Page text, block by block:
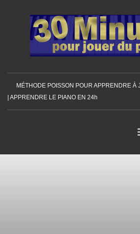
MÉTHODE POISSON POUR APPRENDRE À
| APPRENDRE LE PIANO EN 24h